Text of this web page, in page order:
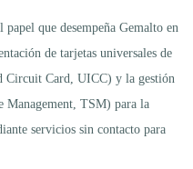
que desempeña Gemalto en
de tarjetas universales de
Circuit Card, UICC) y la gestión
Management, TSM) para la
servicios sin contacto para